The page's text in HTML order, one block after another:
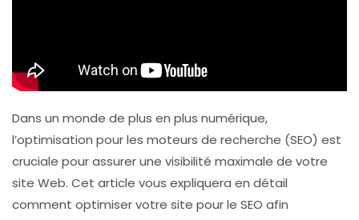
Dans un monde de plus en plus numérique,
l’optimisation pour les moteurs de recherche (SEO) est
cruciale pour assurer une visibilité maximale de votre
site Web. Cet article vous expliquera en détail
comment optimiser votre site pour le SEO afin